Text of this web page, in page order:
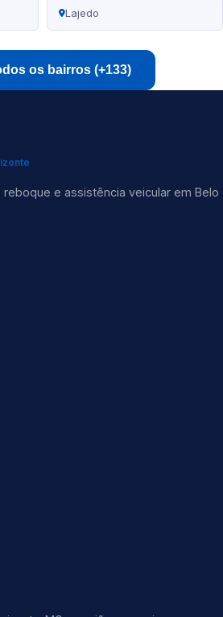
Lajedo
os bairros (+133)
e assistência veicular em Belo